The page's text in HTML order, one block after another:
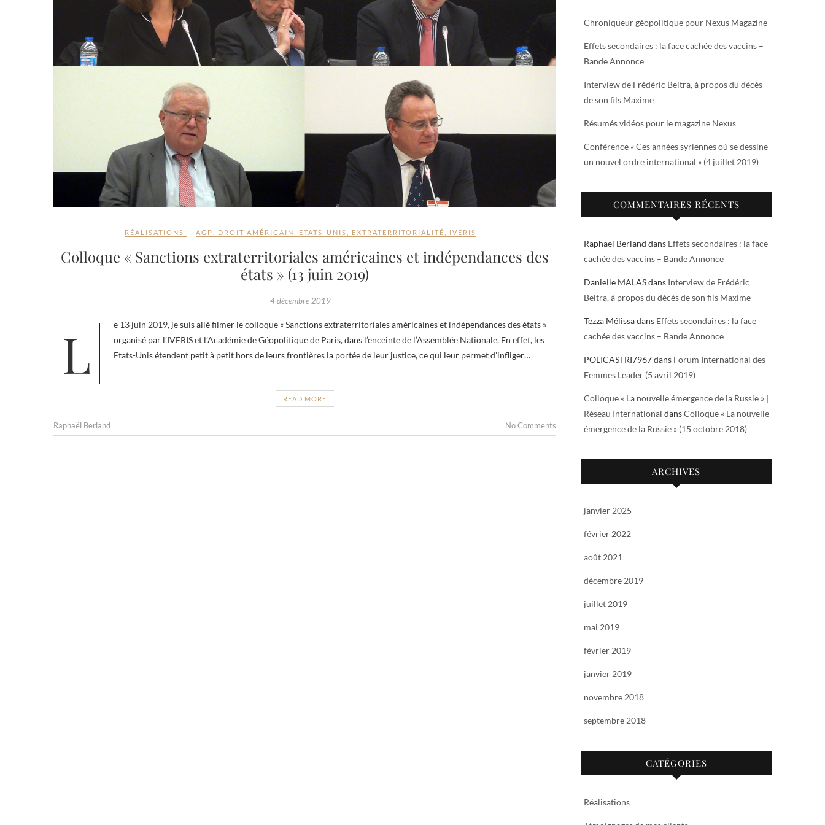
RÉALISATIONS AGP DROIT AMÉRICAIN ETATS-UNIS EXTRATERRITORIALITÉ IVERIS
Colloque « Sanctions extraterritoriales américaines et indépendances des
états » (13 juin 2019)
4 décembre 2019
Le 13 juin 2019, je suis allé filmer le colloque « Sanctions extraterritoriales américaines et indépendances des états »
organisé par l’IVERIS et l’Académie de Géopolitique de Paris, dans l’enceinte de l’Assemblée Nationale. En effet, les
Etats-Unis étendent petit à petit hors de leurs frontières la portée de leur justice, ce qui leur permet d’infliger…
READ MORE
Raphaël Berland No Comments
Chroniqueur géopolitique pour Nexus Magazine
Effets secondaires : la face cachée des vaccins –
Bande Annonce
Interview de Frédéric Beltra, à propos du décès
de son fils Maxime
Résumés vidéos pour le magazine Nexus
Conférence « Ces années syriennes où se dessine
un nouvel ordre international » (4 juillet 2019)
COMMENTAIRES RÉCENTS
Raphaël Berland dans Effets secondaires : la face
cachée des vaccins – Bande Annonce
Danielle MALASdans Interview de Frédéric
Beltra, à propos du décès de son fils Maxime
Tezza Mélissadans Effets secondaires : la face
cachée des vaccins – Bande Annonce
POLICASTRI7967dans Forum International des
Femmes Leader (5 avril 2019)
Colloque « La nouvelle émergence de la Russie » |
Réseau International dansColloque « La nouvelle
émergence de la Russie » (15 octobre 2018)
ARCHIVES
janvier 2025
février 2022
août 2021
décembre 2019
juillet 2019
mai 2019
février 2019
janvier 2019
novembre 2018
septembre 2018
CATÉGORIES
Réalisations